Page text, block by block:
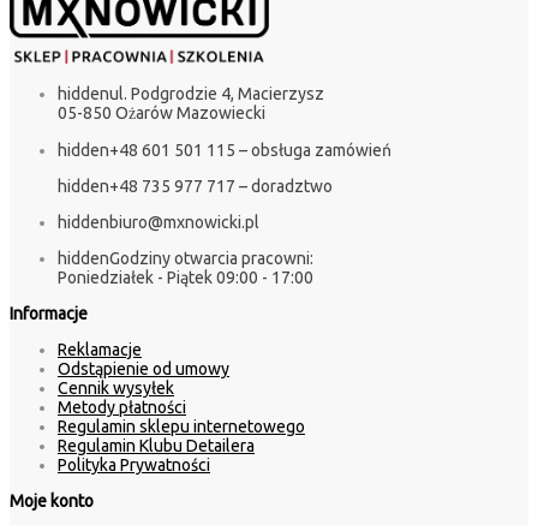
hiddenul. Podgrodzie 4, Macierzysz
05-850 Ożarów Mazowiecki
hidden+48 601 501 115 – obsługa zamówień
hidden+48 735 977 717 – doradztwo
hiddenbiuro@mxnowicki.pl
hiddenGodziny otwarcia pracowni:
Poniedziałek - Piątek 09:00 - 17:00
Informacje
Reklamacje
Odstąpienie od umowy
Cennik wysyłek
Metody płatności
Regulamin sklepu internetowego
Regulamin Klubu Detailera
Polityka Prywatności
Moje konto